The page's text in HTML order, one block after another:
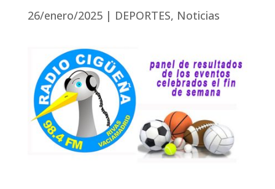
26/enero/2025| DEPORTES, Noticias